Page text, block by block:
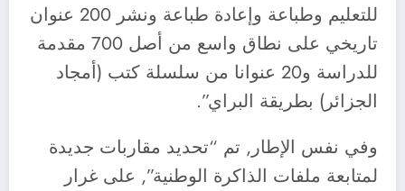
للتعليم وطباعة وإعادة طباعة ونشر 200 عنوان
تاريخي على نطاق واسع من أصل 700 مقدمة
للدراسة و20 عنوانا من سلسلة كتب (أمجاد
الجزائر) بطريقة البراي”.
وفي نفس الإطار, تم “تحديد مقاربات جديدة
لمتابعة ملفات الذاكرة الوطنية”, على غرار